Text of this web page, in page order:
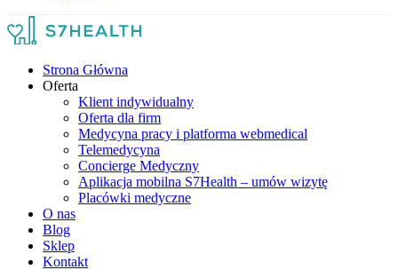
Strona Główna
Oferta
Klient indywidualny
Oferta dla firm
Medycyna pracy i platforma webmedical
Telemedycyna
Concierge Medyczny
Aplikacja mobilna S7Health – umów wizytę
Placówki medyczne
O nas
Blog
Sklep
Kontakt